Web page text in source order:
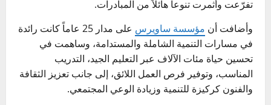
تفرّعت وأثمرت تنوعاً هائلاً من المبادرات.
وأضافت أن مؤسسة ساويرس
على مدار 25 عاماً كانت رائدة
في مسارات التنمية الشاملة والمستدامة، وساهمت في
تحسين حياة مئات الآلاف عبر التعليم الجيد، التدريب
المناسب، وتوفير فرص العمل اللائق، إلى جانب تعزيز الثقافة
والفنون كركيزة للتنمية وزيادة الوعي المجتمعي.